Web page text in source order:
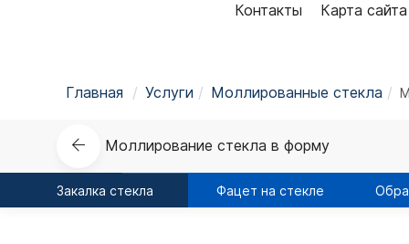
История компании
Отзывы
Наши Партнеры
ГОСТы РФ
Пользовательское
Контакты Карта сайта
Главная Услуги Моллированные стекла
Моллирование стекла в форму
Закалка стекла Фацет на стекле